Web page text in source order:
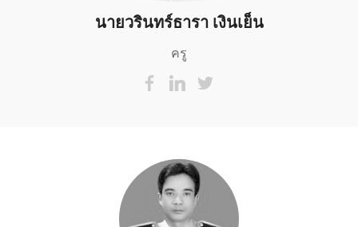
นายวรินทร์ธารา เงินเย็น
ครู